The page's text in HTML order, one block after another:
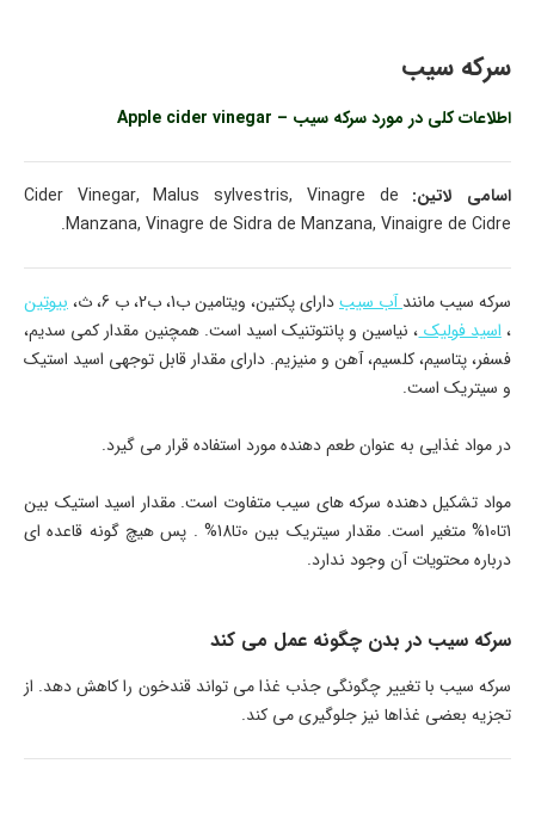
سرکه سیب
اطلاعات کلی در مورد سرکه سیب – Apple cider vinegar
اسامی لاتین: Cider Vinegar, Malus sylvestris, Vinagre de
Manzana, Vinagre de Sidra de Manzana, Vinaigre de Cidre.
سرکه سیب مانندآب سیبدارای پکتین، ویتامین ب1، ب2، ب 6، ث،
بیوتین
،اسید فولیک، نیاسین و پانتوتنیک اسید است. همچنین مقدار کمی سدیم،
فسفر، پتاسیم، کلسیم، آهن و منیزیم. دارای مقدار قابل توجهی اسید استیک
و سیتریک است.
در مواد غذایی به عنوان طعم دهنده مورد استفاده قرار می گیرد.
مواد تشکیل دهنده سرکه های سیب متفاوت است. مقدار اسید استیک بین
1تا10% متغیر است. مقدار سیتریک بین 0تا18% . پس هیچ گونه قاعده ای
درباره محتویات آن وجود ندارد.
سرکه سیب در بدن چگونه عمل می کند
سرکه سیب با تغییر چگونگی جذب غذا می تواند قندخون را کاهش دهد. از
تجزیه بعضی غذاها نیز جلوگیری می کند.